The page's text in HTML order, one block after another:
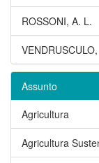
ROSSONI, A. L.
Assunto
Agricultura
Agricultura